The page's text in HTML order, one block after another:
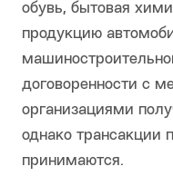
обувь, бытовая
продукцию
договоренности с
организациями
однако трансакции
принимаются.